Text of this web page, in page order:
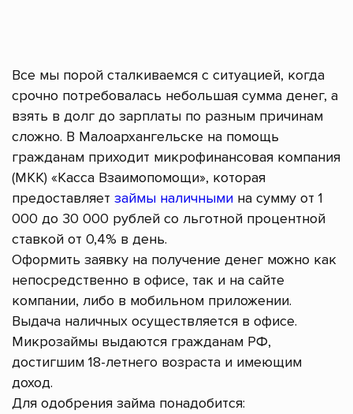
Все мы порой сталкиваемся с ситуацией, когда
срочно потребовалась небольшая сумма денег, а
взять в долг до зарплаты по разным причинам
сложно. В Малоархангельске на помощь
гражданам приходит микрофинансовая компания
(МКК) «Касса Взаимопомощи», которая
предоставляет займы наличными на сумму от 1
000 до 30 000 рублей со льготной процентной
ставкой от 0,4% в день.
Оформить заявку на получение денег можно как
непосредственно в офисе, так и на сайте
компании, либо в мобильном приложении.
Выдача наличных осуществляется в офисе.
Микрозаймы выдаются гражданам РФ,
достигшим 18-летнего возраста и имеющим
доход.
Для одобрения займа понадобится: